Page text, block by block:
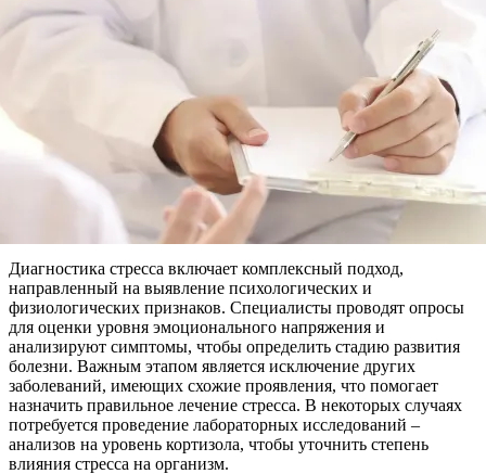
Диагностика стресса включает комплексный подход,
направленный на выявление психологических и
физиологических признаков. Специалисты проводят опросы
для оценки уровня эмоционального напряжения и
анализируют симптомы, чтобы определить стадию развития
болезни. Важным этапом является исключение других
заболеваний, имеющих схожие проявления, что помогает
назначить правильное лечение стресса. В некоторых случаях
потребуется проведение лабораторных исследований –
анализов на уровень кортизола, чтобы уточнить степень
влияния стресса на организм.